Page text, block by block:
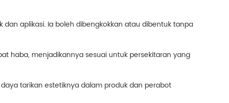
aplikasi. Ia boleh dibengkokkan atau dibentuk tanpa
haba, menjadikannya sesuai untuk persekitaran yang
tarikan estetiknya dalam produk dan perabot